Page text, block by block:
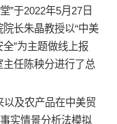
”于2022年5月27日
长朱晶教授以“中美
”为主题做线上报
任陈秧分进行了总
及农产品在中美贸
实情景分析法模拟